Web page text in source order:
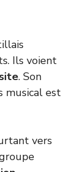
Ils voient
. Son
musical est
vers